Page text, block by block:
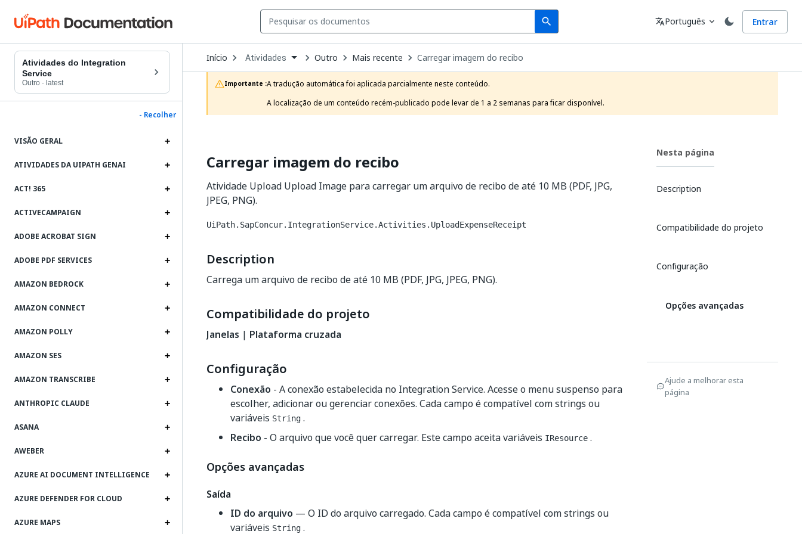
search
Search Idioma
translatePortuguês expand_more Entrar
Atividades do Integration
Service
Outro · latest
- Recolher
VISÃO GERAL
ATIVIDADES DA UIPATH GENAI
ACT! 365
ACTIVECAMPAIGN
ADOBE ACROBAT SIGN
ADOBE PDF SERVICES
AMAZON BEDROCK
AMAZON CONNECT
AMAZON POLLY
AMAZON SES
AMAZON TRANSCRIBE
ANTHROPIC CLAUDE
ASANA
AWEBER
AZURE AI DOCUMENT INTELLIGENCE
AZURE DEFENDER FOR CLOUD
AZURE MAPS
Início Open
Dropdown
to
choose
product
Atividades Outro Mais recente Carregar imagem do recibo
Importante :A tradução automática foi aplicada parcialmente neste conteúdo.
A localização de um conteúdo recém-publicado pode levar de 1 a 2 semanas para ficar disponível.
Carregar imagem do recibo
Atividade Upload Upload Image para carregar um arquivo de recibo de até 10 MB (PDF, JPG,
JPEG, PNG).
UiPath.SapConcur.IntegrationService.Activities.UploadExpenseReceipt
Description
Carrega um arquivo de recibo de até 10 MB (PDF, JPG, JPEG, PNG).
Compatibilidade do projeto
Janelas | Plataforma cruzada
Configuração
Conexão - A conexão estabelecida no Integration Service. Acesse o menu suspenso para
escolher, adicionar ou gerenciar conexões. Cada campo é compatível com strings ou
variáveis String .
Recibo - O arquivo que você quer carregar. Este campo aceita variáveis IResource .
Opções avançadas
Saída
ID do arquivo — O ID do arquivo carregado. Cada campo é compatível com strings ou
variáveis String .
Nesta página
Description
Compatibilidade do projeto
Configuração
Opções avançadas
Ajude a melhorar esta
página